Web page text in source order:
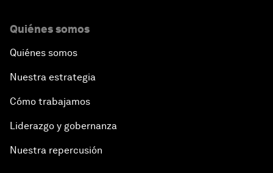
Quiénes somos
Quiénes somos
Nuestra estrategia
Cómo trabajamos
Liderazgo y gobernanza
Nuestra repercusión